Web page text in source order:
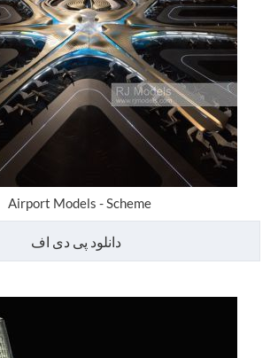
Airport Models - Scheme
دانلود پی دی اف